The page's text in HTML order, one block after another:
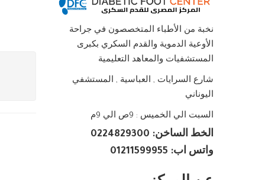
نخبة من الأطباء المتخصصون في جراحة
الأوعية الدموية والقدم السكري بكبرى
المستشفيات والمعاهد التعليمية
شارع السرايات , العباسية , المستشفي
اليوناني
السبت الي الخميس : 9ص الي 9م
الخط الساخن: 0224829300
واتس اب: 01211599955